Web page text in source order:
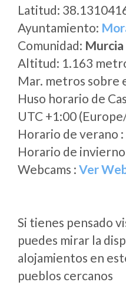
Latitud:
Ayuntamiento:
Comunidad: Murcia
Altitud: 1.163
Mar. metros sobre
Huso horario de
UTC +1:00
Horario de verano
Horario de
Webcams : Ver
Si tienes pensado
puedes mirar la
alojamientos en
pueblos cercanos